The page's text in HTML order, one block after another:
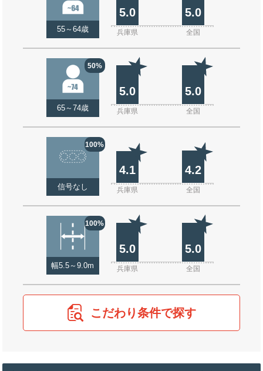
55～64歳
5.0 5.0
兵庫県 全国
50%
65～74歳
5.0 5.0
兵庫県 全国
100%
信号なし
4.1 4.2
兵庫県 全国
100%
幅5.5～9.0m
5.0 5.0
兵庫県 全国
こだわり条件で探す